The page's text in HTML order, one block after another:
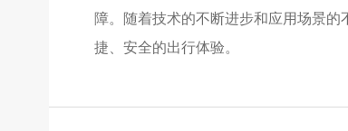
障。随着技术的不断进步和应用场景
捷、安全的出行体验。